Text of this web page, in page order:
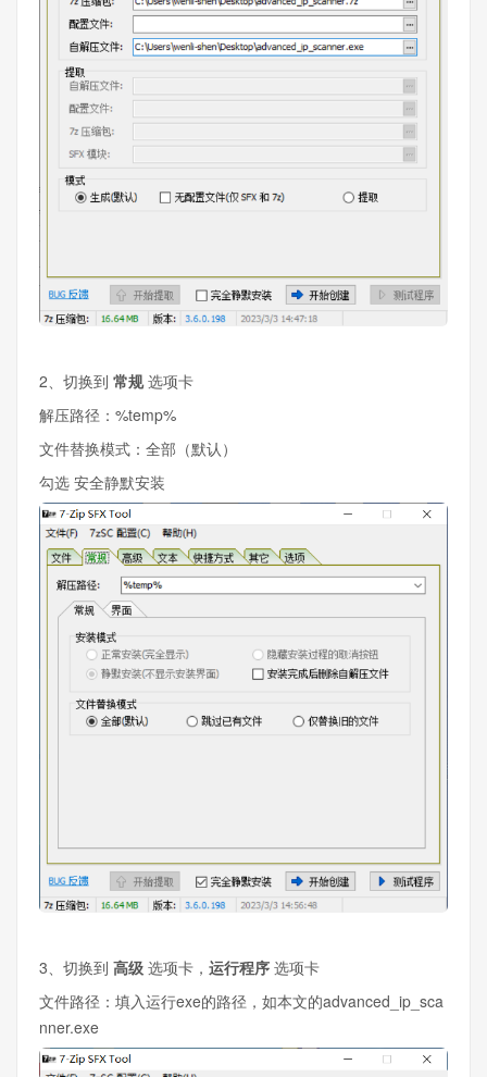
2、切换到 常规选项卡
解压路径：%temp%
文件替换模式：全部（默认）
勾选 安全静默安装
3、切换到 高级 选项卡， 运行程序 选项卡
文件路径：填入运行exe的路径，如本文的advanced_ip_sca
nner.exe